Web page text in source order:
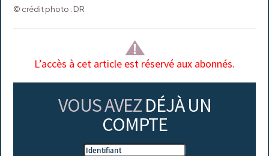
© crédit photo : DR
L’accès à cet article est réservé aux abonnés.
VOUS AVEZ DÉJÀ UN
COMPTE